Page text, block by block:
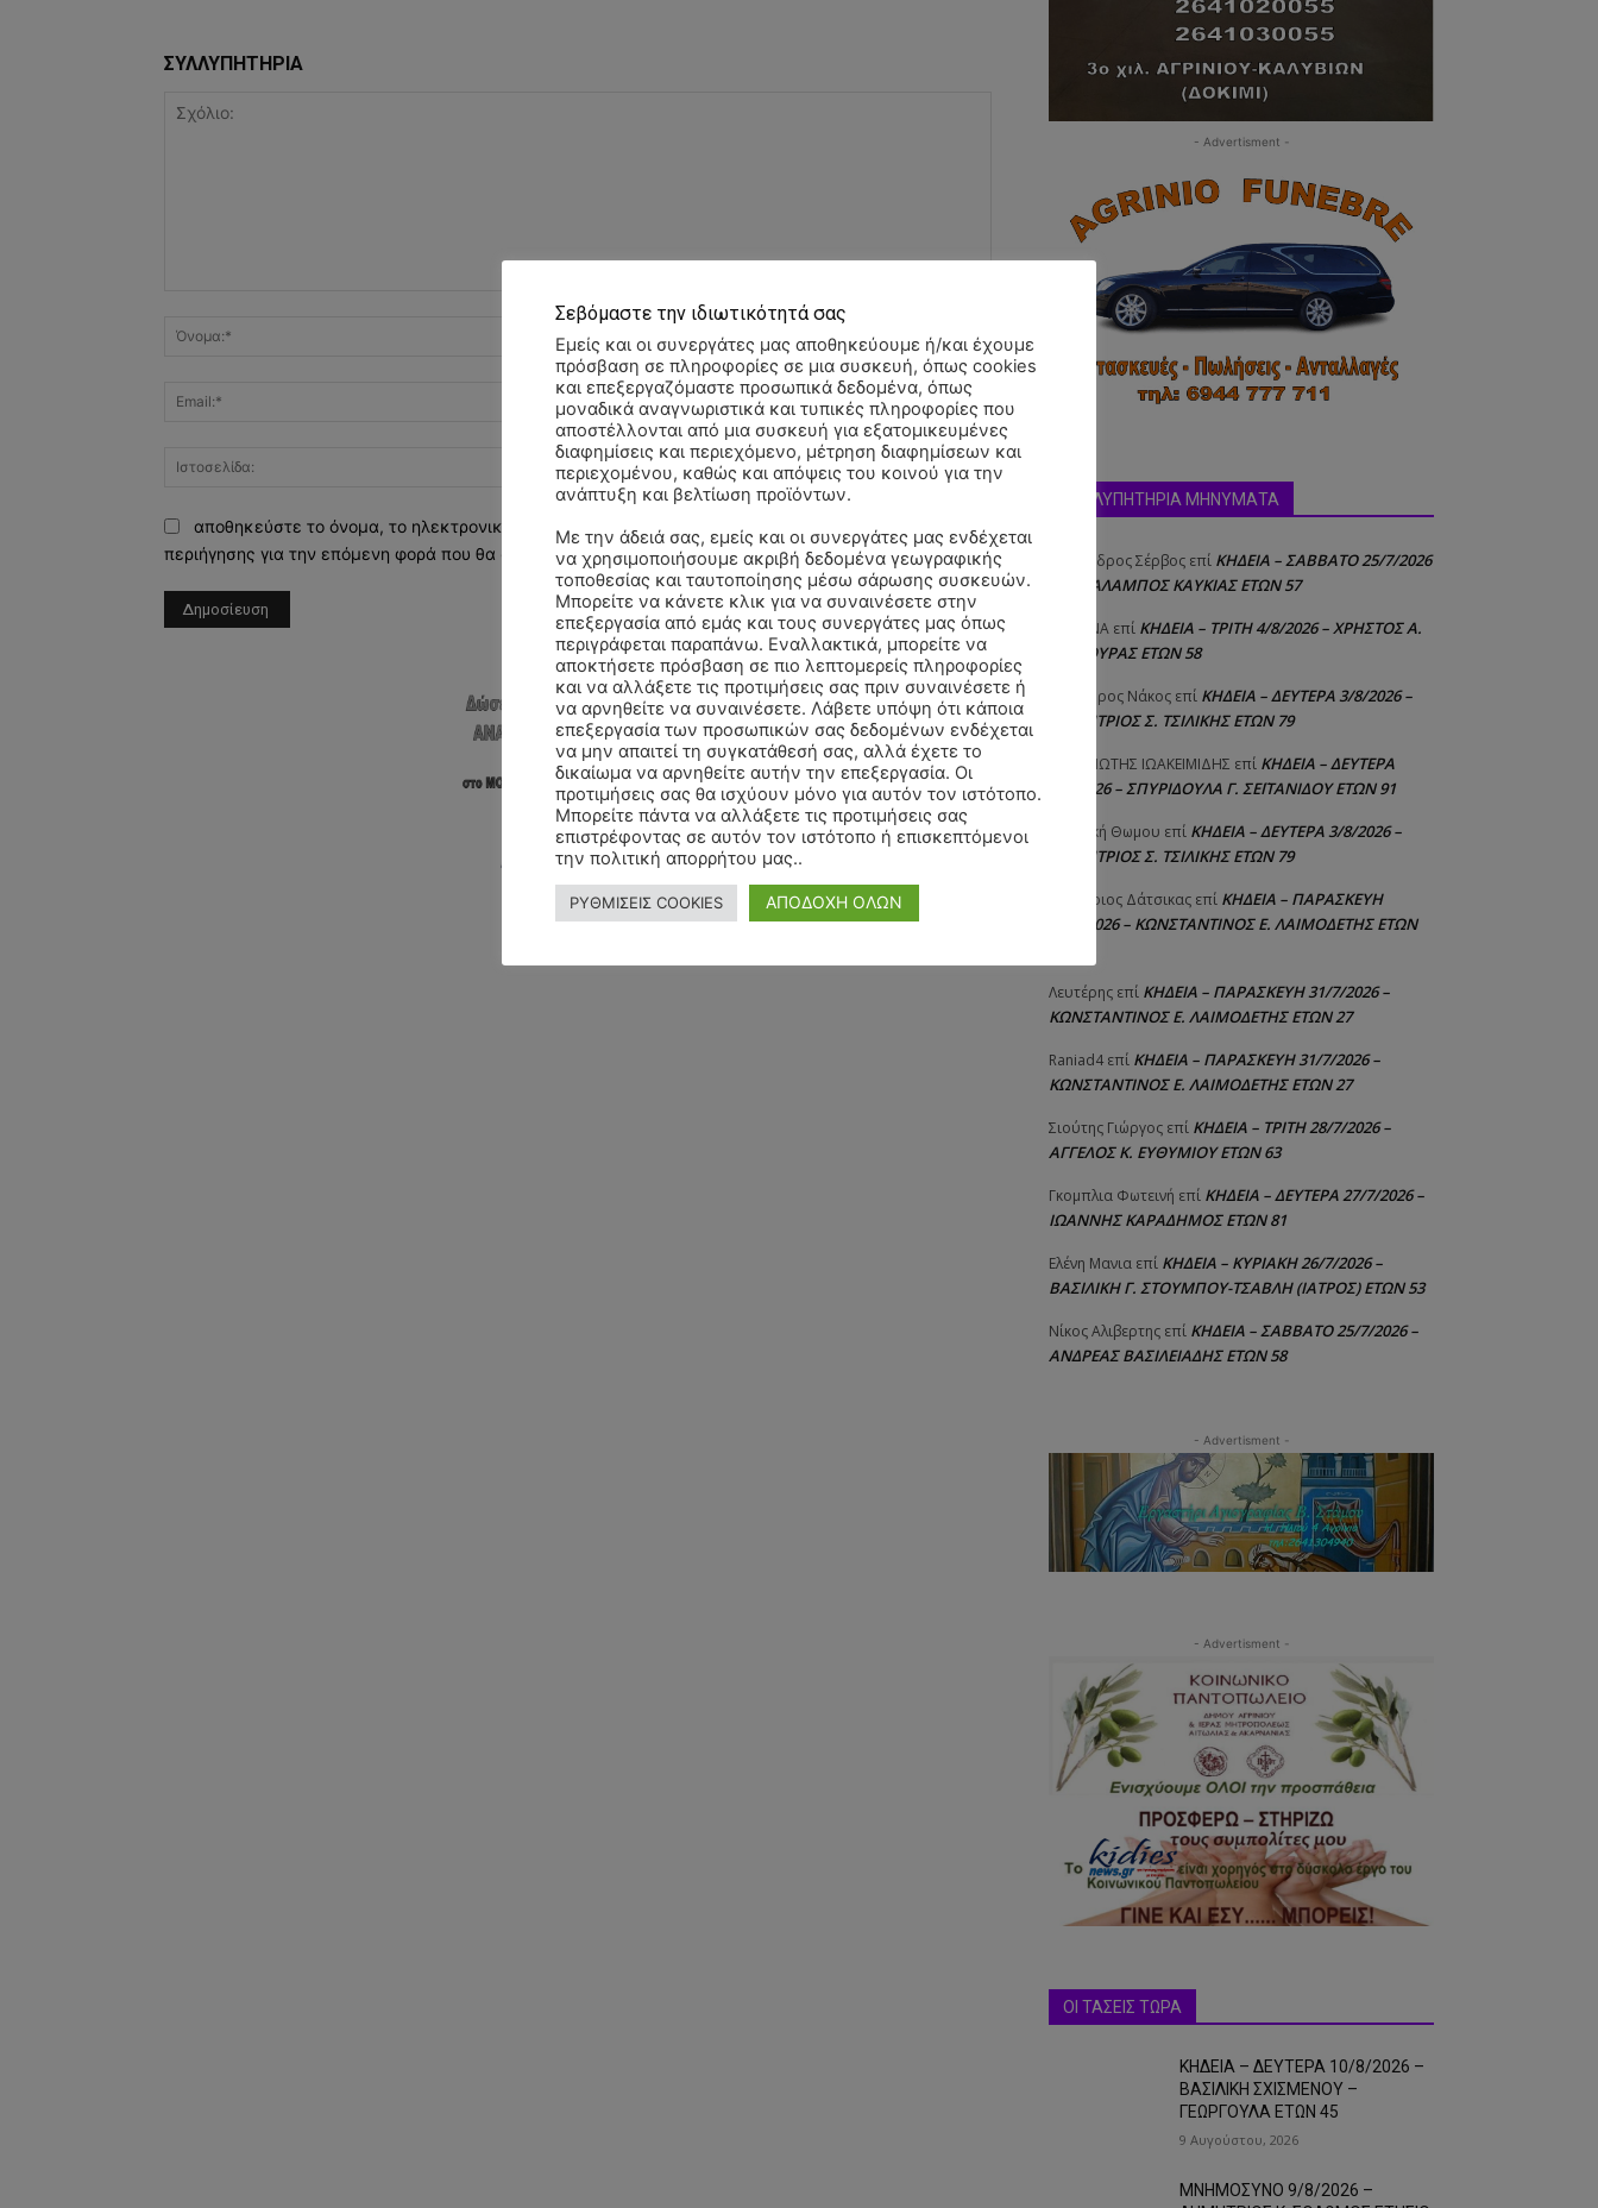
ΣΥΛΛΥΠΗΤΗΡΙΑ
Ιστοσελίδα:
αποθηκεύστε το όνομα, το ηλεκτρονικό ταχυδρομείο και τον ιστότοπό μου σε αυτό το πρόγραμμα
περιήγησης για την επόμενη φορά που θα σχολιάσω.
- Advertisment -
ΣΥΛΛΥΠΗΤΗΡΙΑ ΜΗΝΥΜΑΤΑ
Αλέξανδρος Σέρβος επί ΚΗΔΕΙΑ – ΣΑΒΒΑΤΟ 25/7/2026
– ΧΑΡΑΛΑΜΠΟΣ ΚΑΥΚΙΑΣ ΕΤΩΝ 57
ΧΡΙΣΤΙΝΑ επί ΚΗΔΕΙΑ – ΤΡΙΤΗ 4/8/2026 – ΧΡΗΣΤΟΣ Α.
ΠΑΛΙΟΥΡΑΣ ΕΤΩΝ 58
Θεόδωρος Νάκος επί ΚΗΔΕΙΑ – ΔΕΥΤΕΡΑ 3/8/2026 –
ΔΗΜΗΤΡΙΟΣ Σ. ΤΣΙΛΙΚΗΣ ΕΤΩΝ 79
ΠΑΝΑΓΙΩΤΗΣ IΩΑΚΕΙΜΙΔΗΣ επί ΚΗΔΕΙΑ – ΔΕΥΤΕΡΑ
3/8/2026 – ΣΠΥΡΙΔΟΥΛΑ Γ. ΣΕΪΤΑΝΙΔΟΥ ΕΤΩΝ 91
Αγγελική Θωμου επί ΚΗΔΕΙΑ – ΔΕΥΤΕΡΑ 3/8/2026 –
ΔΗΜΗΤΡΙΟΣ Σ. ΤΣΙΛΙΚΗΣ ΕΤΩΝ 79
Δημήτριος Δάτσικας επί ΚΗΔΕΙΑ – ΠΑΡΑΣΚΕΥΗ
31/7/2026 – ΚΩΝΣΤΑΝΤΙΝΟΣ Ε. ΛΑΙΜΟΔΕΤΗΣ ΕΤΩΝ
Λευτέρης επί ΚΗΔΕΙΑ – ΠΑΡΑΣΚΕΥΗ 31/7/2026 –
ΚΩΝΣΤΑΝΤΙΝΟΣ Ε. ΛΑΙΜΟΔΕΤΗΣ ΕΤΩΝ 27
Raniad4 επί ΚΗΔΕΙΑ – ΠΑΡΑΣΚΕΥΗ 31/7/2026 –
ΚΩΝΣΤΑΝΤΙΝΟΣ Ε. ΛΑΙΜΟΔΕΤΗΣ ΕΤΩΝ 27
Σιούτης Γιώργος επί ΚΗΔΕΙΑ – ΤΡΙΤΗ 28/7/2026 –
ΑΓΓΕΛΟΣ Κ. ΕΥΘΥΜΙΟΥ ΕΤΩΝ 63
Γκομπλια Φωτεινή επί ΚΗΔΕΙΑ – ΔΕΥΤΕΡΑ 27/7/2026 –
ΙΩΑΝΝΗΣ ΚΑΡΑΔΗΜΟΣ ΕΤΩΝ 81
Ελένη Μανια επί ΚΗΔΕΙΑ – ΚΥΡΙΑΚΗ 26/7/2026 –
ΒΑΣΙΛΙΚΗ Γ. ΣΤΟΥΜΠΟΥ-ΤΣΑΒΛΗ (ΙΑΤΡΟΣ) ΕΤΩΝ 53
Νίκος Αλιβερτης επί ΚΗΔΕΙΑ – ΣΑΒΒΑΤΟ 25/7/2026 –
ΑΝΔΡΕΑΣ ΒΑΣΙΛΕΙΑΔΗΣ ΕΤΩΝ 58
- Advertisment -
- Advertisment -
ΟΙ ΤΑΣΕΙΣ ΤΩΡΑ
ΚΗΔΕΙΑ – ΔΕΥΤΕΡΑ 10/8/2026 –
ΒΑΣΙΛΙΚΗ ΣΧΙΣΜΕΝΟΥ –
ΓΕΩΡΓΟΥΛΑ ΕΤΩΝ 45
9 Αυγούστου, 2026
ΜΝΗΜΟΣΥΝΟ 9/8/2026 –
Σεβόμαστε την ιδιωτικότητά σας
Εμείς και οι συνεργάτες μας αποθηκεύουμε ή/και έχουμε
πρόσβαση σε πληροφορίες σε μια συσκευή, όπως cookies
και επεξεργαζόμαστε προσωπικά δεδομένα, όπως
μοναδικά αναγνωριστικά και τυπικές πληροφορίες που
αποστέλλονται από μια συσκευή για εξατομικευμένες
διαφημίσεις και περιεχόμενο, μέτρηση διαφημίσεων και
περιεχομένου, καθώς και απόψεις του κοινού για την
ανάπτυξη και βελτίωση προϊόντων.
Με την άδειά σας, εμείς και οι συνεργάτες μας ενδέχεται
να χρησιμοποιήσουμε ακριβή δεδομένα γεωγραφικής
τοποθεσίας και ταυτοποίησης μέσω σάρωσης συσκευών.
Μπορείτε να κάνετε κλικ για να συναινέσετε στην
επεξεργασία από εμάς και τους συνεργάτες μας όπως
περιγράφεται παραπάνω. Εναλλακτικά, μπορείτε να
αποκτήσετε πρόσβαση σε πιο λεπτομερείς πληροφορίες
και να αλλάξετε τις προτιμήσεις σας πριν συναινέσετε ή
να αρνηθείτε να συναινέσετε. Λάβετε υπόψη ότι κάποια
επεξεργασία των προσωπικών σας δεδομένων ενδέχεται
να μην απαιτεί τη συγκατάθεσή σας, αλλά έχετε το
δικαίωμα να αρνηθείτε αυτήν την επεξεργασία. Οι
προτιμήσεις σας θα ισχύουν μόνο για αυτόν τον ιστότοπο.
Μπορείτε πάντα να αλλάξετε τις προτιμήσεις σας
επιστρέφοντας σε αυτόν τον ιστότοπο ή επισκεπτόμενοι
την πολιτική απορρήτου μας..
ΡΥΘΜΙΣΕΙΣ COOKIES ΑΠΟΔΟΧΗ ΟΛΩΝ